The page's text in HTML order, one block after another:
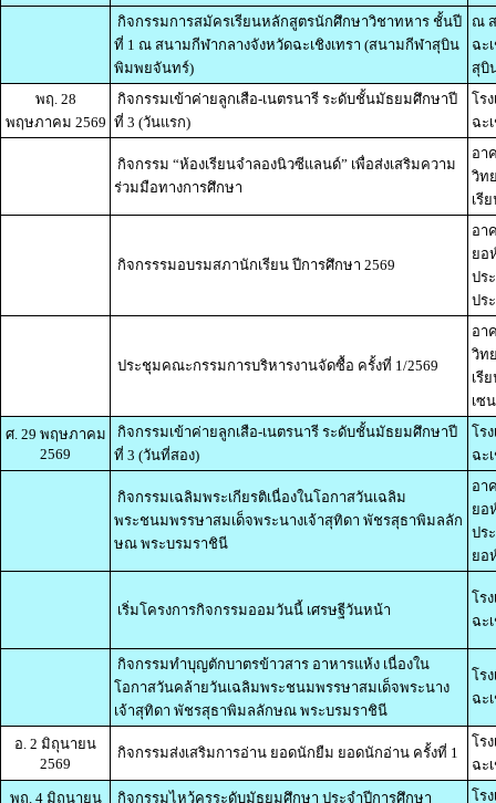
กิจกรรมการสมัครเรียนหลักสูตรนักศึกษาวิชาทหาร ชั้นปี
ที่ 1 ณ สนามกีฬากลางจังหวัดฉะเชิงเทรา (สนามกีฬาสุบิน
พิมพยจันทร์)
ณ
ฉะ
สุบิ
พฤ. 28
พฤษภาคม 2569
กิจกรรมเข้าค่ายลูกเสือ-เนตรนารี ระดับชั้นมัธยมศึกษาปี
ที่ 3 (วันแรก)
โร
ฉะ
กิจกรรม “ห้องเรียนจำลองนิวซีแลนด์” เพื่อส่งเสริมความ
ร่วมมือทางการศึกษา
อา
วิท
เรี
กิจกรรรมอบรมสภานักเรียน ปีการศึกษา 2569
อา
ยอ
ปร
ปร
ประชุมคณะกรรมการบริหารงานจัดซื้อ ครั้งที่ 1/2569
อา
วิท
เรี
เซ
ศ. 29 พฤษภาคม
2569
กิจกรรมเข้าค่ายลูกเสือ-เนตรนารี ระดับชั้นมัธยมศึกษาปี
ที่ 3 (วันที่สอง)
โร
ฉะ
กิจกรรมเฉลิมพระเกียรติเนื่องในโอกาสวันเฉลิม
พระชนมพรรษาสมเด็จพระนางเจ้าสุทิดา พัชรสุธาพิมลลัก
ษณ พระบรมราชินี
อา
ยอ
ปร
ยอ
เริ่มโครงการกิจกรรมออมวันนี้ เศรษฐีวันหน้า
โร
ฉะ
กิจกรรมทำบุญตักบาตรข้าวสาร อาหารแห้ง เนื่องใน
โอกาสวันคล้ายวันเฉลิมพระชนมพรรษาสมเด็จพระนาง
เจ้าสุทิดา พัชรสุธาพิมลลักษณ พระบรมราชินี
โร
ฉะ
อ. 2 มิถุนายน
2569
กิจกรรมส่งเสริมการอ่าน ยอดนักยืม ยอดนักอ่าน ครั้งที่ 1
โร
ฉะ
พฤ. 4 มิถุนายน
กิจกรรมไหว้ครูระดับมัธยมศึกษา ประจำปีการศึกษา
โร